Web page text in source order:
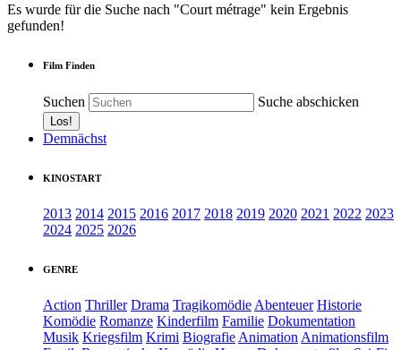
Es wurde für die Suche nach "Court métrage" kein Ergebnis
gefunden!
Film Finden
Suchen Suche abschicken
Demnächst
KINOSTART
2013 2014 2015 2016 2017 2018 2019 2020 2021 2022 2023
2024 2025 2026
GENRE
Action Thriller Drama Tragikomödie Abenteuer Historie
Komödie Romanze Kinderfilm Familie Dokumentation
Musik Kriegsfilm Krimi Biografie Animation Animationsfilm